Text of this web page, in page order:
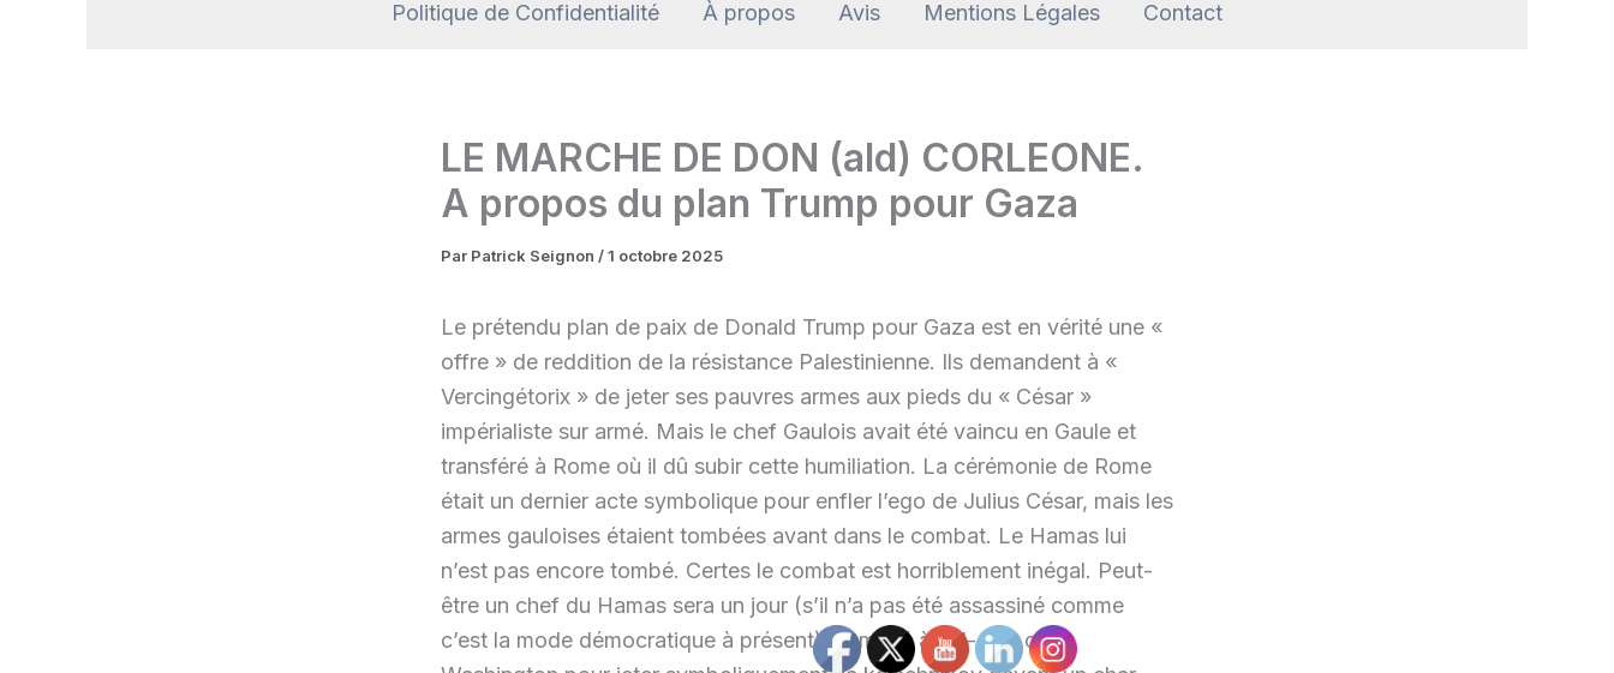
Politique de Confidentialité À propos Avis Mentions Légales Contact
LE MARCHE DE DON (ald) CORLEONE.
A propos du plan Trump pour Gaza
Par Patrick Seignon /1 octobre 2025
Le prétendu plan de paix de Donald Trump pour Gaza est en vérité une «
offre » de reddition de la résistance Palestinienne. Ils demandent à «
Vercingétorix » de jeter ses pauvres armes aux pieds du « César »
impérialiste sur armé. Mais le chef Gaulois avait été vaincu en Gaule et
transféré à Rome où il dû subir cette humiliation. La cérémonie de Rome
était un dernier acte symbolique pour enfler l’ego de Julius César, mais les
armes gauloises étaient tombées avant dans le combat. Le Hamas lui
n’est pas encore tombé. Certes le combat est horriblement inégal. Peut-
être un chef du Hamas sera un jour (s’il n’a pas été assassiné comme
c’est la mode démocratique à présent) emmené à Tel-Aviv ou à